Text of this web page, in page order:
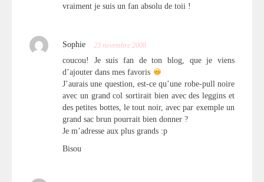
vraiment je suis un fan absolu de toii !
Sophie 23 novembre 2008
coucou! Je suis fan de ton blog, que je viens
d’ajouter dans mes favoris
J’aurais une question, est-ce qu’une robe-pull noire
avec un grand col sortirait bien avec des leggins et
des petites bottes, le tout noir, avec par exemple un
grand sac brun pourrait bien donner ?
Je m’adresse aux plus grands :p
Bisou